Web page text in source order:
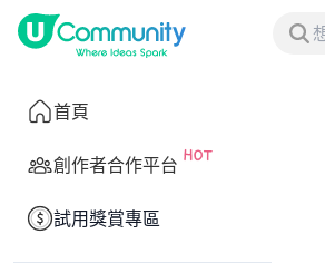
首頁
創作者合作平台
試用獎賞專區